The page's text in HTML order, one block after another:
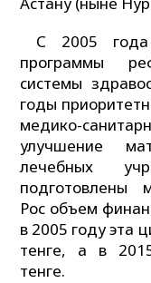
С 2005 года
программы
системы
годы
медико-
улучшение
лечебных
подготовлены
Рос объем
в 2005 году эта
тенге, а в
тенге.